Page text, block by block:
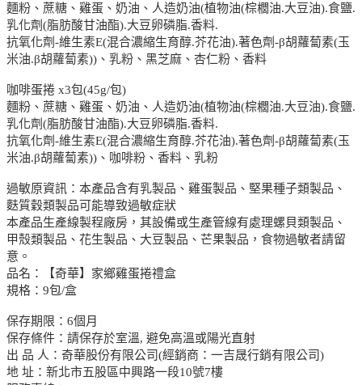
麵粉、蔗糖、雞蛋、奶油、人造奶油(植物油(棕櫚油.大豆油).食鹽.
乳化劑(脂肪酸甘油酯).大豆卵磷脂.香料.
抗氧化劑-維生素E(混合濃縮生育醇.芥花油).著色劑-β胡蘿蔔素(玉
米油.β胡蘿蔔素))、乳粉、黑芝麻、杏仁粉、香料
咖啡蛋捲 x3包(45g/包)
麵粉、蔗糖、雞蛋、奶油、人造奶油(植物油(棕櫚油.大豆油).食鹽.
乳化劑(脂肪酸甘油酯).大豆卵磷脂.香料.
抗氧化劑-維生素E(混合濃縮生育醇.芥花油).著色劑-β胡蘿蔔素(玉
米油.β胡蘿蔔素))、咖啡粉、香料、乳粉
過敏原資訊：本產品含有乳製品、雞蛋製品、堅果種子類製品、
麩質穀類製品可能導致過敏症狀
本產品生產線製程廠房，其設備或生產管線有處理螺貝類製品、
甲殼類製品、花生製品、大豆製品、芒果製品，食物過敏者請留
意。
品名：【奇華】家鄉雞蛋捲禮盒
規格：9包/盒
保存期限：6個月
保存條件：請保存於室溫, 避免高溫或陽光直射
出 品 人：奇華股份有限公司(經銷商：一吉晟行銷有限公司)
地 址：新北市五股區中興路一段10號7樓